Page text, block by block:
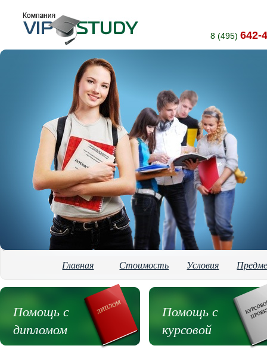
8 (495) 642-
Главная Стоимость Условия
Помощь с
дипломом
Помощь с
курсовой